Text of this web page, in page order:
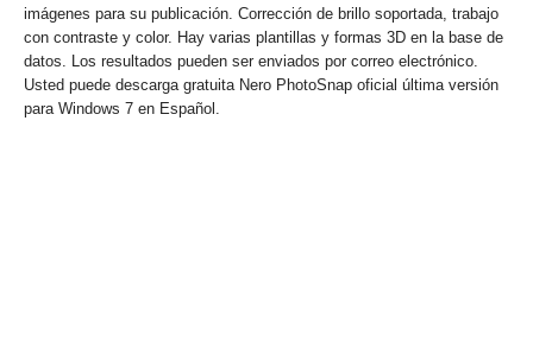
imágenes para su publicación. Corrección de brillo soportada, trabajo
con contraste y color. Hay varias plantillas y formas 3D en la base de
datos. Los resultados pueden ser enviados por correo electrónico.
Usted puede descarga gratuita Nero PhotoSnap oficial última versión
para Windows 7 en Español.